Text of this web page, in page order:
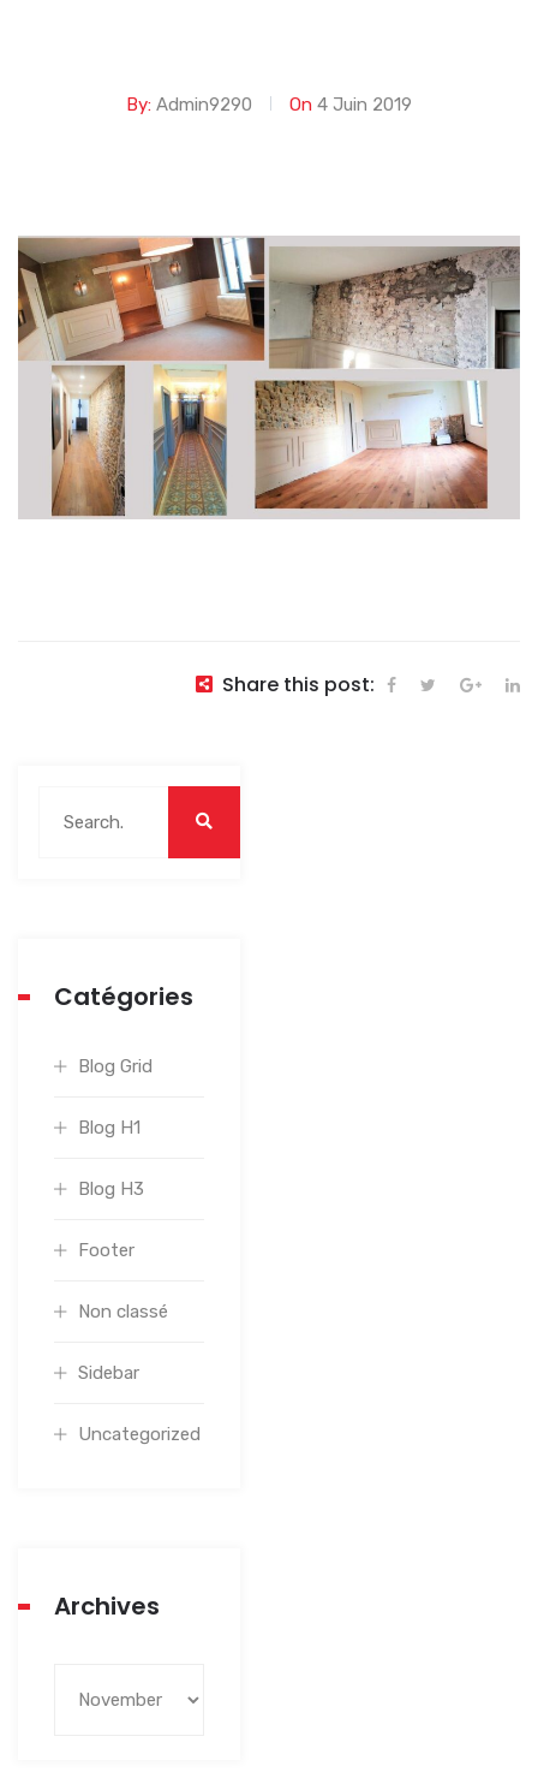
By: Admin9290 On 4 Juin 2019
Share this post:
Catégories
Blog Grid
Blog H1
Blog H3
Footer
Non classé
Sidebar
Uncategorized
Archives